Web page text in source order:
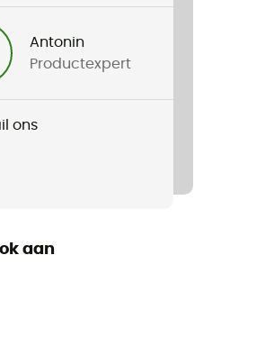
Crewe en Mérinos
Antonin
Productexpert
ons
aan